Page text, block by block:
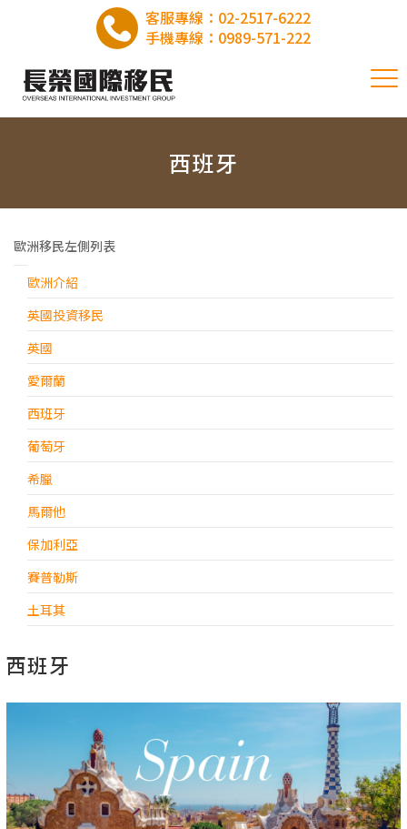
客服專線： 02-2517-6222
手機專線： 0989-571-222
西班牙
歐洲移民左側列表
歐洲介紹
英國投資移民
英國
愛爾蘭
西班牙
葡萄牙
希臘
馬爾他
保加利亞
賽普勒斯
土耳其
西班牙